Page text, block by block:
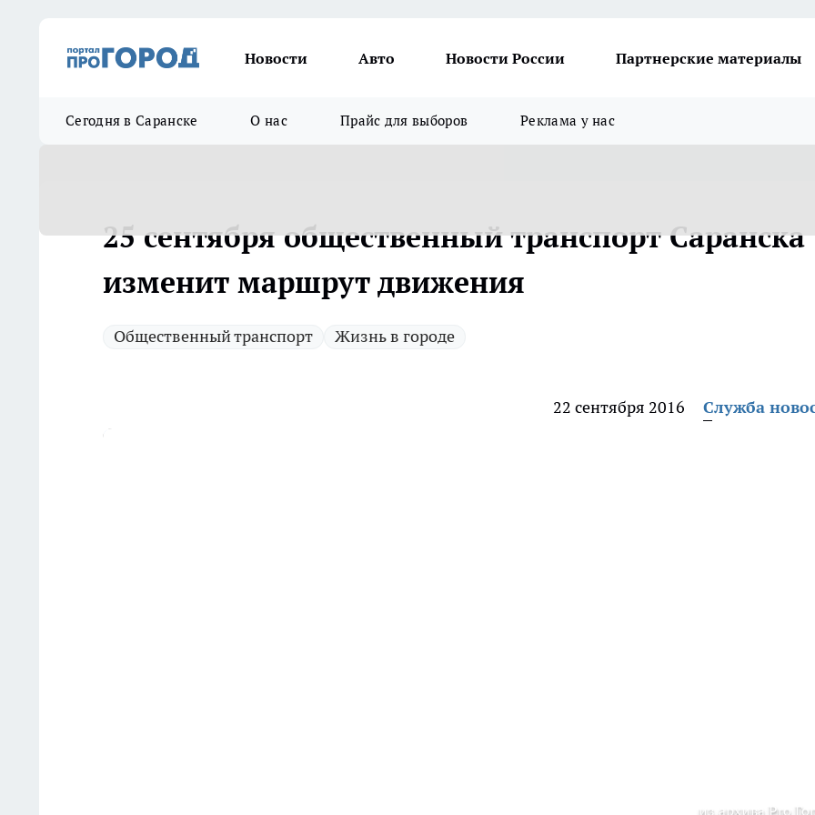
Новости Авто Новости России Партнерские материалы
Сегодня в Саранске О нас Прайс для выборов Реклама у нас
25 сентября общественный транспорт Саранска
изменит маршрут движения
Общественный транспорт Жизнь в городе
22 сентября 2016 Служба
из архива Pro